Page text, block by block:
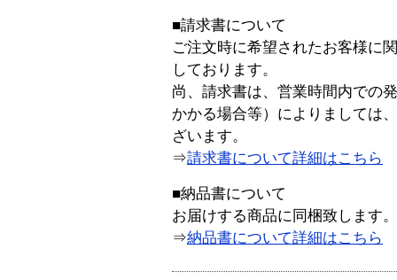
■請求書について
ご注文時に希望されたお客様に
しております。
尚、請求書は、営業時間内での
かかる場合等）によりましては
ざいます。
⇒請求書について詳細はこちら
■納品書について
お届けする商品に同梱致します。
⇒納品書について詳細はこちら